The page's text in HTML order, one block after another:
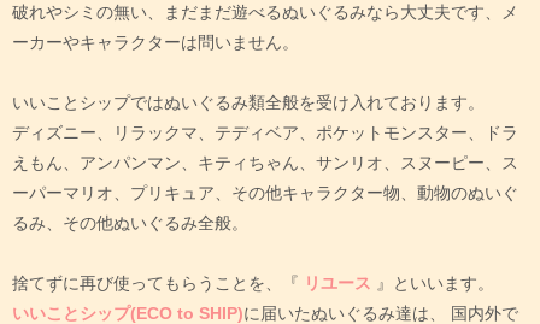
破れやシミの無い、まだまだ遊べるぬいぐるみなら大丈夫です、メ
ーカーやキャラクターは問いません。
いいことシップではぬいぐるみ類全般を受け入れております。
ディズニー、リラックマ、テディベア、ポケットモンスター、ドラ
えもん、アンパンマン、キティちゃん、サンリオ、スヌーピー、ス
ーパーマリオ、プリキュア、その他キャラクター物、動物のぬいぐ
るみ、その他ぬいぐるみ全般。
捨てずに再び使ってもらうことを、『 リユース 』といいます。
いいことシップ(ECO to SHIP)に届いたぬいぐるみ達は、
国内外で